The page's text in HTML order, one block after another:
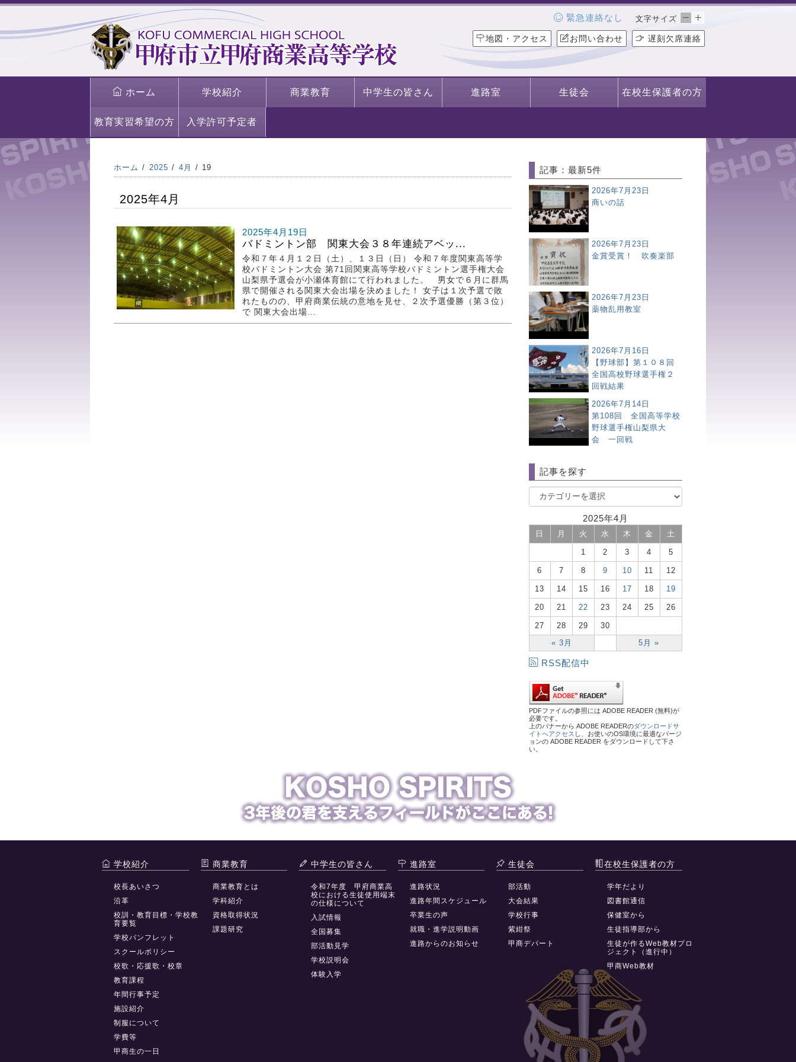
文字サイズ
地図・アクセス お問い合わせ 遅刻欠席連絡
緊急連絡なし
ホーム 学校紹介 商業教育 中学生の皆さん 進路室 生徒会 在校生保護者の方
教育実習希望の方 入学許可予定者
ホーム 2025 4月 19
2025年4月
2025年4月19日
バドミントン部 関東大会３８年連続アベッ...
令和７年４月１２日（土）、１３日（日） 令和７年度関東高等学
校バドミントン大会 第71回関東高等学校バドミントン選手権大会
山梨県予選会が小瀬体育館にて行われました。 男女で６月に群馬
県で開催される関東大会出場を決めました！ 女子は１次予選で敗
れたものの、甲府商業伝統の意地を見せ、２次予選優勝（第３位）
で 関東大会出場...
記事：最新5件
2026年7月23日
商いの話
2026年7月23日
金賞受賞！ 吹奏楽部
2026年7月23日
薬物乱用教室
2026年7月16日
【野球部】第１０８回
全国高校野球選手権２
回戦結果
2026年7月14日
第108回 全国高等学校
野球選手権山梨県大
会 一回戦
記事を探す
2025年4月
日 月 火 水 木 金 土
« 3月 5月 »
1 2 3 4 5
6 7 8 9 10 11 12
13 14 15 16 17 18 19
20 21 22 23 24 25 26
27 28 29 30
RSS配信中
PDFファイルの参照には ADOBE READER (無料)が
必要です。
上のバナーから ADOBE READERのダウンロードサ
イトへアクセス し、お使いのOS環境に最適なバージ
ョンの ADOBE READER をダウンロードして下さ
い。
学校紹介
校長あいさつ
沿革
校訓・教育目標・学校教
育要覧
学校パンフレット
スクールポリシー
校歌・応援歌・校章
教育課程
年間行事予定
施設紹介
制服について
学費等
甲商生の一日
商業教育
商業教育とは
学科紹介
資格取得状況
課題研究
中学生の皆さん
令和7年度 甲府商業高
校における生徒使用端末
の仕様について
入試情報
全国募集
部活動見学
学校説明会
体験入学
進路室
進路状況
進路年間スケジュール
卒業生の声
就職・進学説明動画
進路からのお知らせ
生徒会
部活動
大会結果
学校行事
紫紺祭
甲商デパート
在校生保護者の方
学年だより
図書館通信
保健室から
生徒指導部から
生徒が作るWeb教材プロ
ジェクト（進行中）
甲商Web教材